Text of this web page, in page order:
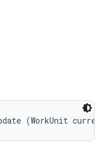
(WorkUnit